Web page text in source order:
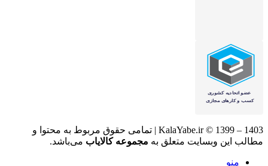
KalaYabe.ir © 1399 – 1403 | تمامی حقوق مربوط به محتوا و
مطالب این وبسایت متعلق به مجموعه کالایاب می‌باشد.
منو